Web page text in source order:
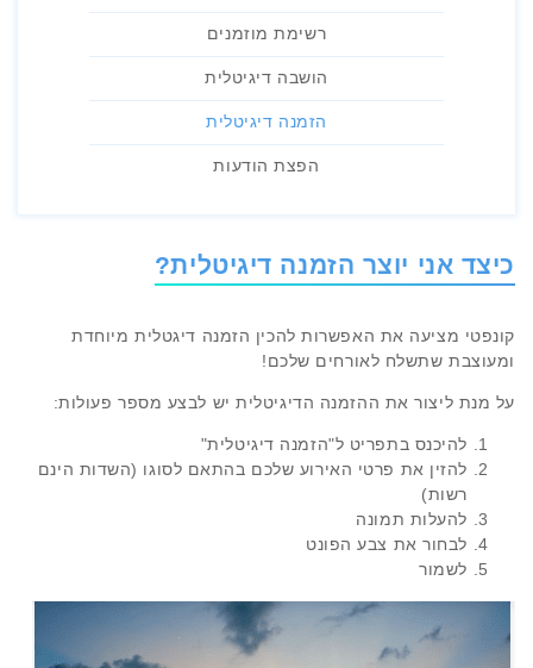
רשימת מוזמנים
הושבה דיגיטלית
הזמנה דיגיטלית
הפצת הודעות
כיצד אני יוצר הזמנה דיגיטלית?
קונפטי מציעה את האפשרות להכין הזמנה דיגטלית מיוחדת
ומעוצבת שתשלח לאורחים שלכם!
על מנת ליצור את ההזמנה הדיגיטלית יש לבצע מספר פעולות:
להיכנס בתפריט ל"הזמנה דיגיטלית"
להזין את פרטי האירוע שלכם בהתאם לסוגו (השדות הינם
רשות)
להעלות תמונה
לבחור את צבע הפונט
לשמור